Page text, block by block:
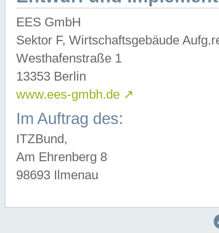
EES GmbH
Sektor F, Wirtschaftsgebäude
Westhafenstraße 1
13353 Berlin
www.ees-gmbh.de ↗
Im Auftrag des:
ITZBund,
Am Ehrenberg 8
98693 Ilmenau